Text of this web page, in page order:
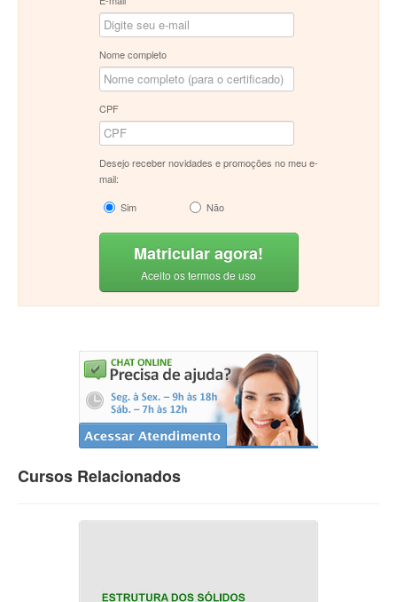
Nome completo
CPF
Desejo receber novidades e promoções no meu e-
mail:
Sim
Não
Matricular agora!
Aceito os termos de uso
Cursos Relacionados